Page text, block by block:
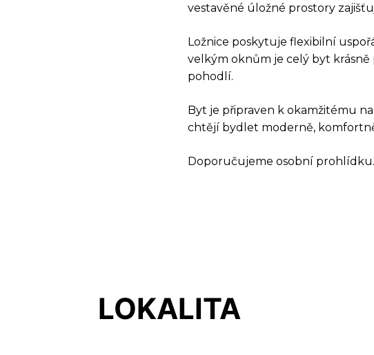
vestavěné úložné prostory
Ložnice poskytuje flexibilní
velkým oknům je celý byt krásně
pohodlí.
Byt je připraven k okamžitému
chtějí bydlet moderně,
Doporučujeme osobní prohlídku.
LOKALITA
DOTAZ